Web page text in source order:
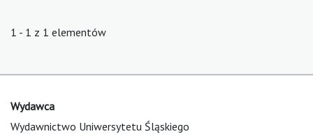
1 - 1 z 1 elementów
Wydawca
Wydawnictwo Uniwersytetu Śląskiego